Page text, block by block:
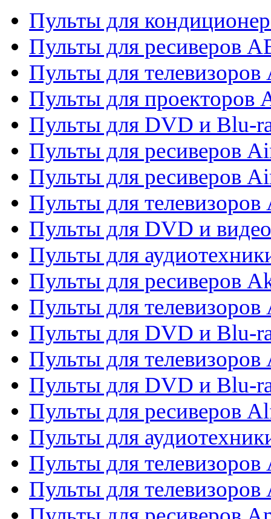
Пульты для
Пульты для ресиверов
Пульты для телевизоров
Пульты для проекторов
Пульты для DVD и Blu-
Пульты для ресиверов
Пульты для ресиверов
Пульты для телевизоров
Пульты для DVD и
Пульты для
Пульты для ресиверов
Пульты для телевизоров
Пульты для DVD и Blu-
Пульты для
Пульты для DVD и Blu-
Пульты для ресиверов
Пульты для
Пульты для
Пульты для